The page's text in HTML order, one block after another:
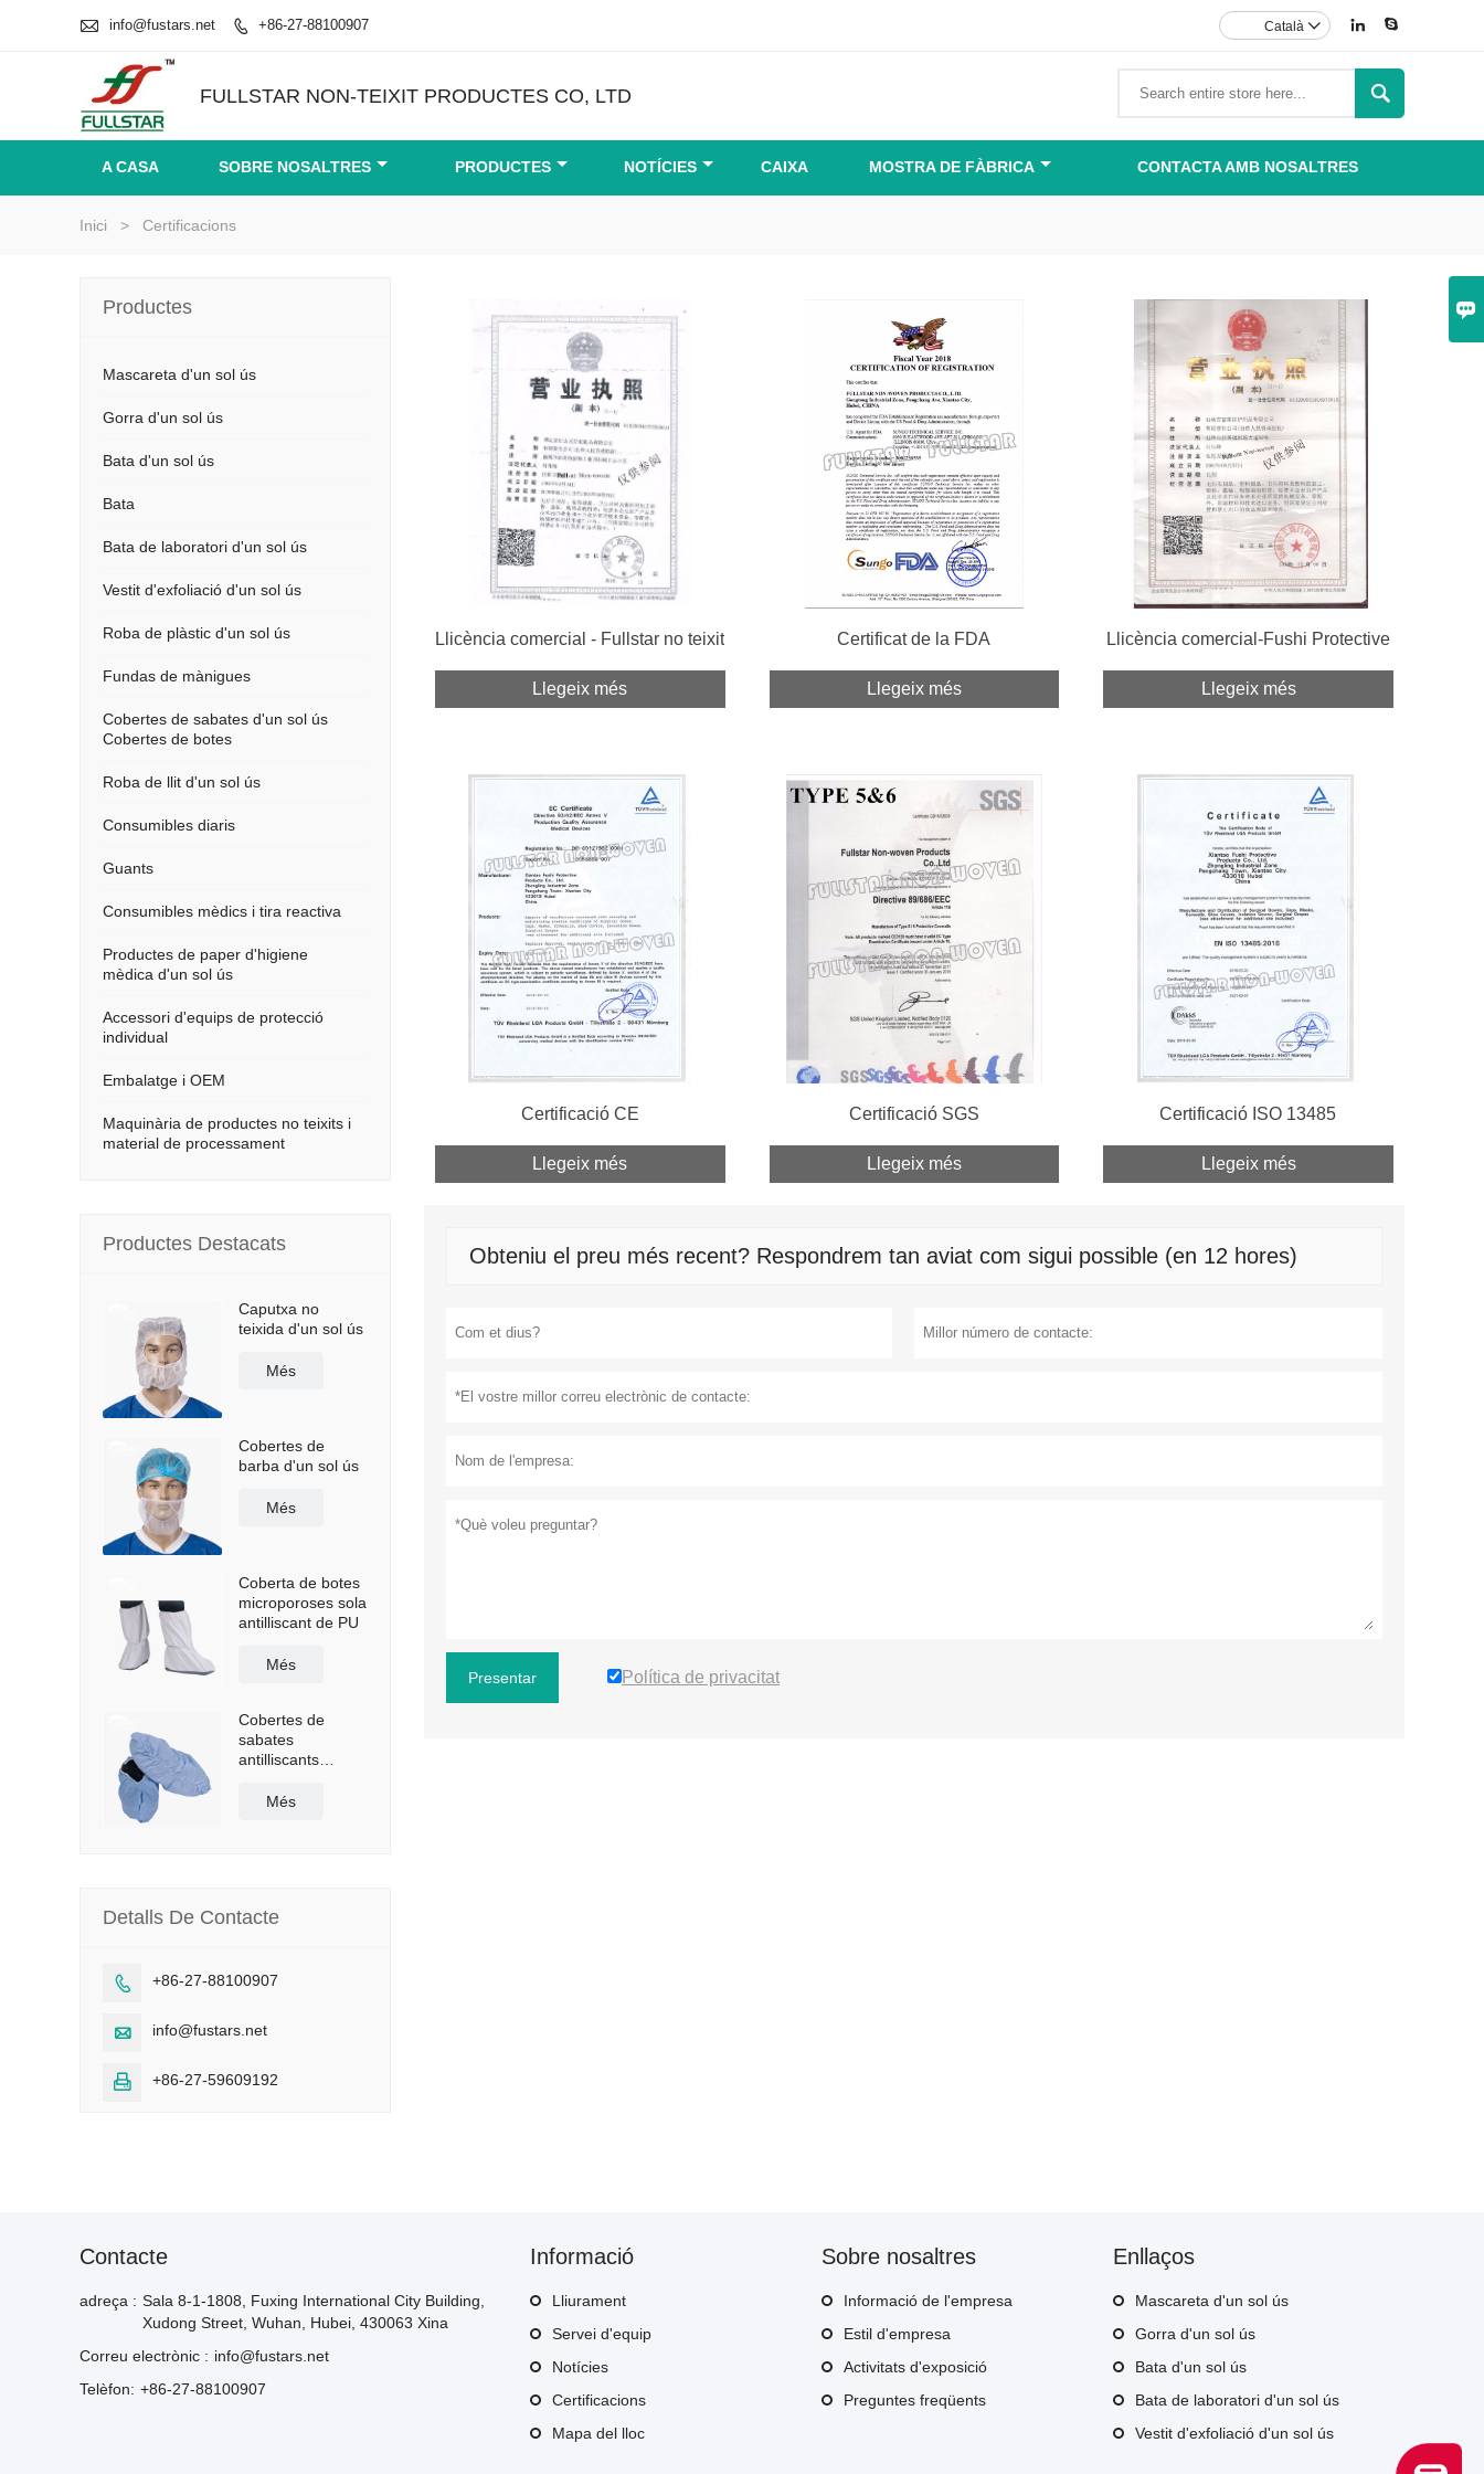

 info@fustars.net  +86-27-88100907  
Català 
FULLSTAR NON-TEIXIT PRODUCTES CO, LTD 
A CASA SOBRE NOSALTRES PRODUCTES NOTÍCIES CAIXA MOSTRA DE FÀBRICA CONTACTA AMB NOSALTRES
Inici > Certificacions
Llicència comercial - Fullstar no teixit
Llegeix més
Certificat de la FDA
Llegeix més
Llicència comercial-Fushi Protective
Llegeix més
Certificació CE
Llegeix més
Certificació SGS
Llegeix més
Certificació ISO 13485
Llegeix més
Obteniu el preu més recent? Respondrem tan aviat com sigui possible (en 12 hores)
Presentar Política de privacitat
Productes
Mascareta d'un sol ús
Gorra d'un sol ús
Bata d'un sol ús
Bata
Bata de laboratori d'un sol ús
Vestit d'exfoliació d'un sol ús
Roba de plàstic d'un sol ús
Fundas de mànigues
Cobertes de sabates d'un sol ús
Cobertes de botes
Roba de llit d'un sol ús
Consumibles diaris
Guants
Consumibles mèdics i tira reactiva
Productes de paper d'higiene
mèdica d'un sol ús
Accessori d'equips de protecció
individual
Embalatge i OEM
Maquinària de productes no teixits i
material de processament
Productes Destacats
Caputxa no
teixida d'un sol ús
Més
Cobertes de
barba d'un sol ús
Més
Coberta de botes
microporoses sola
antilliscant de PU
Més
Cobertes de
sabates
antilliscants
polietilè
Més
Detalls De Contacte
 +86-27-88100907
 info@fustars.net
 +86-27-59609192
Contacte
adreça : Sala 8-1-1808, Fuxing International City Building,
Xudong Street, Wuhan, Hubei, 430063 Xina
Correu electrònic : info@fustars.net
Telèfon: +86-27-88100907
Informació
Lliurament
Servei d'equip
Notícies
Certificacions
Mapa del lloc
Sobre nosaltres
Informació de l'empresa
Estil d'empresa
Activitats d'exposició
Preguntes freqüents
Enllaços
Mascareta d'un sol ús
Gorra d'un sol ús
Bata d'un sol ús
Bata de laboratori d'un sol ús
Vestit d'exfoliació d'un sol ús